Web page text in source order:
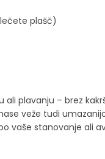
plašč)
ali plavanju – brez
veže tudi
stanovanje ali